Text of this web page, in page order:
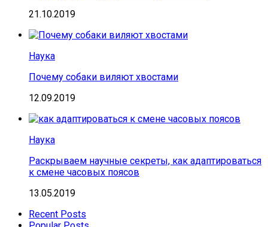
21.10.2019
Наука
Почему собаки виляют хвостами
12.09.2019
Наука
Раскрываем научные секреты, как адаптироваться
к смене часовых поясов
13.05.2019
Recent Posts